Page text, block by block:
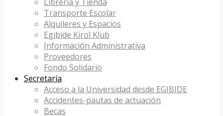
Transporte Escolar
Alquileres y Espacios
Egibide Kirol Klub
Información Administrativa
Proveedores
Fondo Solidario
Secretaría
Acceso a la Universidad desde EGIBIDE
Accidentes-pautas de actuación
Becas